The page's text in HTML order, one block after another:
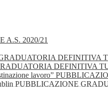
A.S. 2020/21
DEFINITIVA
DEFINITIVA
lavoro”
PUBBLICAZIONE